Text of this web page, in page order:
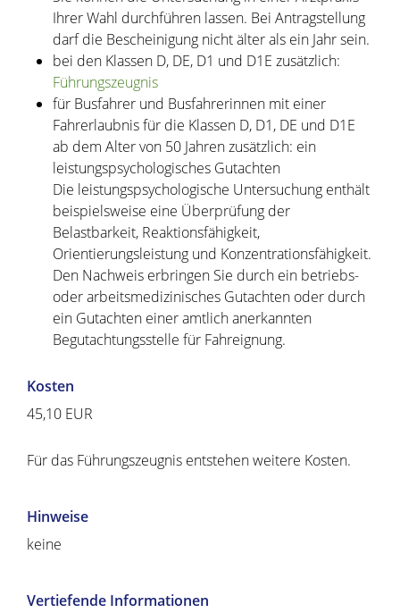
Ihrer Wahl durchführen lassen. Bei Antragstellung
darf die Bescheinigung nicht älter als ein Jahr sein.
bei den Klassen D, DE, D1 und D1E zusätzlich:
Führungszeugnis
für Busfahrer und Busfahrerinnen mit einer
Fahrerlaubnis für die Klassen D, D1, DE und D1E
ab dem Alter von 50 Jahren zusätzlich: ein
leistungspsychologisches Gutachten
Die leistungspsychologische Untersuchung enthält
beispielsweise eine Überprüfung der
Belastbarkeit, Reaktionsfähigkeit,
Orientierungsleistung und Konzentrationsfähigkeit.
Den Nachweis erbringen Sie durch ein betriebs-
oder arbeitsmedizinisches Gutachten oder durch
ein Gutachten einer amtlich anerkannten
Begutachtungsstelle für Fahreignung.
Kosten
45,10 EUR
Für das Führungszeugnis entstehen weitere Kosten.
Hinweise
keine
Vertiefende Informationen